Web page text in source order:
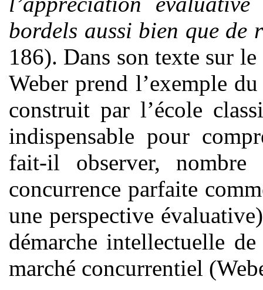
bordels aussi bien que de
186). Dans son texte sur
Weber prend l’exemple
construit par l’école
indispensable pour
fait-il observer, nombre
concurrence parfaite
une perspective
démarche intellectuelle
marché concurrentiel